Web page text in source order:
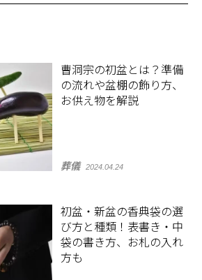
曹洞宗の初盆とは？準備
の流れや盆棚の飾り方、
お供え物を解説
葬儀 2024.04.24
初盆・新盆の香典袋の選
び方と種類！表書き・中
袋の書き方、お札の入れ
方も